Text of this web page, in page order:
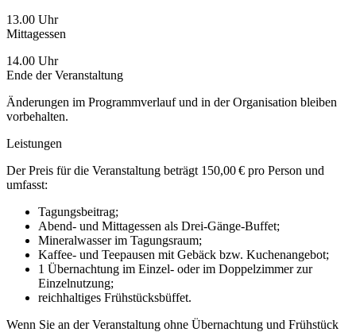
13.00 Uhr
Mittagessen
14.00 Uhr
Ende der Veranstaltung
Änderungen im Programmverlauf und in der Organisation bleiben
vorbehalten.
Leistungen
Der Preis für die Veranstaltung beträgt 150,00 € pro Person und
umfasst:
Tagungsbeitrag;
Abend- und Mittagessen als Drei-Gänge-Buffet;
Mineralwasser im Tagungsraum;
Kaffee- und Teepausen mit Gebäck bzw. Kuchenangebot;
1 Übernachtung im Einzel- oder im Doppelzimmer zur
Einzelnutzung;
reichhaltiges Frühstücksbüffet.
Wenn Sie an der Veranstaltung ohne Übernachtung und Frühstück